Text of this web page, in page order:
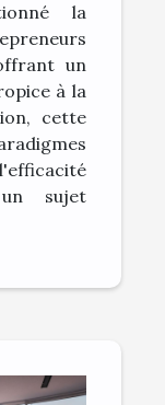
la
un
à la
cette
sujet